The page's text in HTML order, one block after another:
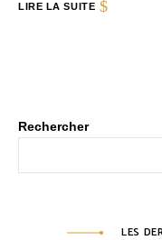
LIRE LA SUITE
Rechercher
LES